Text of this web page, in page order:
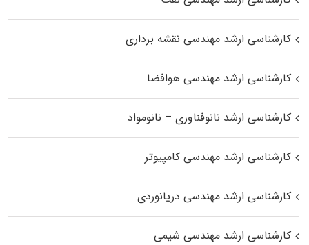
کارشناسی ارشد مهندسی نقشه برداری
کارشناسی ارشد مهندسی هوافضا
کارشناسی ارشد نانوفناوری – نانومواد
کارشناسی ارشد مهندسی کامپیوتر
کارشناسی ارشد مهندسی دریانوردی
کارشناسی ارشد مهندسی شیمی